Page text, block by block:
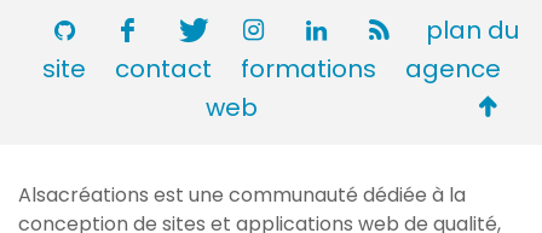
plan du
site
contact formations
agence
web
de
Alsacréations est une communauté dédiée à la
conception de sites et applications web de qualité,